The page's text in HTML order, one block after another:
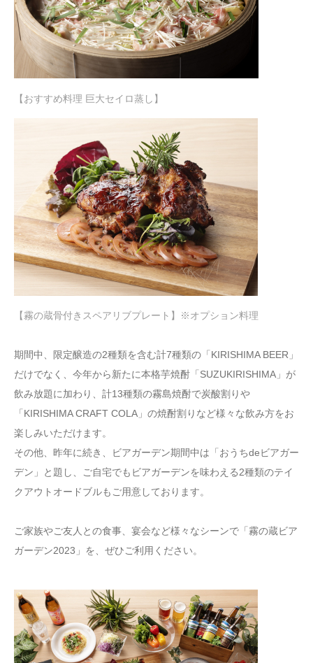
【おすすめ料理 巨大セイロ蒸し】
【霧の蔵骨付きスペアリブプレート】※オプション料理
期間中、限定醸造の2種類を含む計7種類の「KIRISHIMA BEER」
だけでなく、今年から新たに本格芋焼酎「SUZUKIRISHIMA」が
飲み放題に加わり、計13種類の霧島焼酎で炭酸割りや
「KIRISHIMA CRAFT COLA」の焼酎割りなど様々な飲み方をお
楽しみいただけます。
その他、昨年に続き、ビアガーデン期間中は「おうちdeビアガー
デン」と題し、ご自宅でもビアガーデンを味わえる2種類のテイ
クアウトオードブルもご用意しております。
ご家族やご友人との食事、宴会など様々なシーンで「霧の蔵ビア
ガーデン2023」を、ぜひご利用ください。